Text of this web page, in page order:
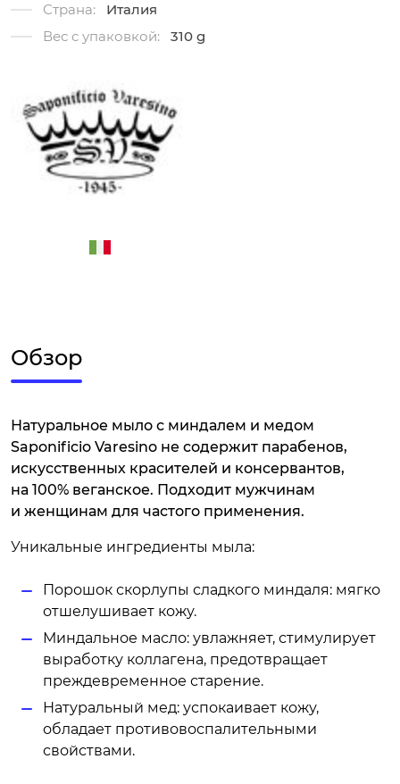
Страна:
Италия
Вес с упаковкой:
310 g
Обзор
Натуральное мыло с миндалем и медом
Saponificio Varesino не содержит парабенов,
искусственных красителей и консервантов,
на 100% веганское. Подходит мужчинам
и женщинам для частого применения.
Уникальные ингредиенты мыла:
Порошок скорлупы сладкого миндаля: мягко
отшелушивает кожу.
Миндальное масло: увлажняет, стимулирует
выработку коллагена, предотвращает
преждевременное старение.
Натуральный мед: успокаивает кожу,
обладает противовоспалительными
свойствами.